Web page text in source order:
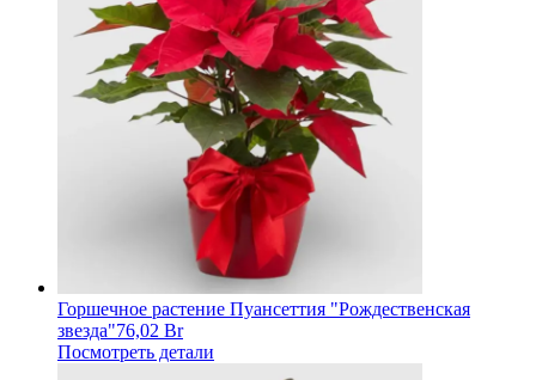
Горшечное растение Пуансеттия "Рождественская
звезда"76,02 Br
Посмотреть детали